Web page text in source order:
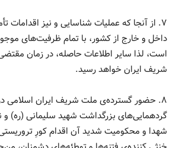
۷. از آنجا که عملیات شناسایی و نیز اقدامات
داخل و خارج از کشور، با تمام ظرفیت‌های
است، لذا سایر اطلاعات حاصله، در زمان
شریف ایران خواهد رسید.
۸. حضور گسترده‌ی ملت شریف ایران اسلامی
گردهمایی‌های بزرگداشت شهید سلیمانی (ره) و
شهدا و محکومیت شدید آن اقدام کورِ